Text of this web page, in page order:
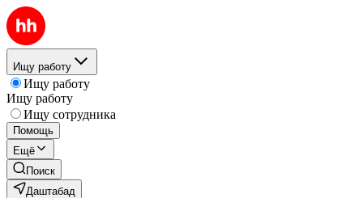
Ищу работу
Ищу работу
Ищу работу
Ищу сотрудника
Помощь
Ещё
Поиск
Даштабад